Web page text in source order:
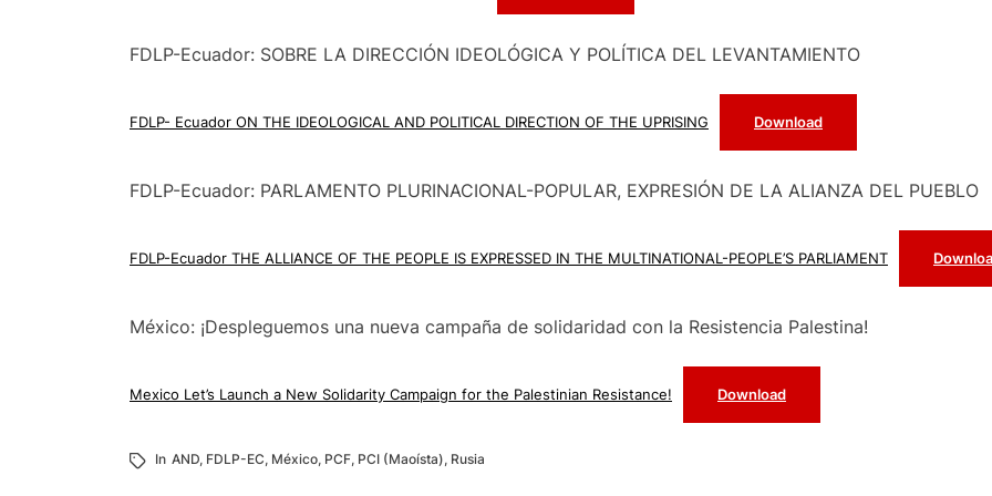
FDLP-Ecuador: SOBRE LA DIRECCIÓN IDEOLÓGICA Y POLÍTICA DEL LEVANTAMIENTO
FDLP- Ecuador ON THE IDEOLOGICAL AND POLITICAL DIRECTION OF THE UPRISING Download
FDLP-Ecuador: PARLAMENTO PLURINACIONAL-POPULAR, EXPRESIÓN DE LA ALIANZA DEL PUEBLO
FDLP-Ecuador THE ALLIANCE OF THE PEOPLE IS EXPRESSED IN THE MULTINATIONAL-PEOPLE’S PARLIAMENT
México: ¡Despleguemos una nueva campaña de solidaridad con la Resistencia Palestina!
Mexico Let’s Launch a New Solidarity Campaign for the Palestinian Resistance! Download
In AND, FDLP-EC, México, PCF, PCI (Maoísta), Rusia